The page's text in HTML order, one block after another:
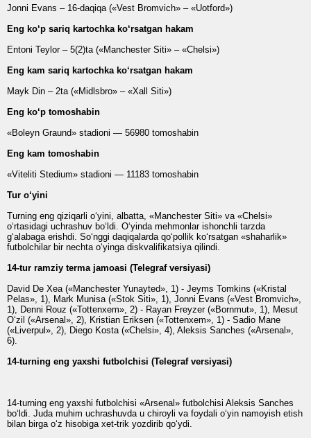
Jonni Evans – 16-daqiqa («Vest Bromvich» – «Uotford»)
Eng ko‘p sariq kartochka ko‘rsatgan hakam
Entoni Teylor – 5(2)ta («Manchester Siti» – «Chelsi»)
Eng kam sariq kartochka ko‘rsatgan hakam
Mayk Din – 2ta («Midlsbro» – «Xall Siti»)
Eng ko‘p tomoshabin
«Boleyn Graund» stadioni — 56980 tomoshabin
Eng kam tomoshabin
«Viteliti Stedium» stadioni — 11183 tomoshabin
Tur o‘yini
Turning eng qiziqarli o‘yini, albatta, «Manchester Siti» va «Chelsi»
o‘rtasidagi uchrashuv bo‘ldi. O‘yinda mehmonlar ishonchli tarzda
g‘alabaga erishdi. So‘nggi daqiqalarda qo‘pollik ko‘rsatgan «shaharlik»
futbolchilar bir nechta o‘yinga diskvalifikatsiya qilindi.
14-tur ramziy terma jamoasi (Telegraf versiyasi)
David De Xea («Manchester Yunayted», 1) - Jeyms Tomkins («Kristal
Pelas», 1), Mark Munisa («Stok Siti», 1), Jonni Evans («Vest Bromvich»,
1), Denni Rouz («Tottenxem», 2) - Rayan Freyzer («Bornmut», 1), Mesut
O‘zil («Arsenal», 2), Kristian Eriksen («Tottenxem», 1) - Sadio Mane
(«Liverpul», 2), Diego Kosta («Chelsi», 4), Aleksis Sanches («Arsenal»,
6).
14-turning eng yaxshi futbolchisi (Telegraf versiyasi)
14-turning eng yaxshi futbolchisi «Arsenal» futbolchisi Aleksis Sanches
bo‘ldi. Juda muhim uchrashuvda u chiroyli va foydali o‘yin namoyish etish
bilan birga o‘z hisobiga xet-trik yozdirib qo‘ydi.